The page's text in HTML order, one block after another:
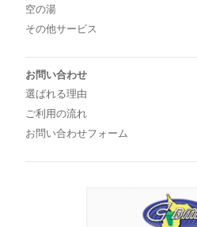
空の湯
その他サービス
お問い合わせ
選ばれる理由
ご利用の流れ
お問い合わせフォーム